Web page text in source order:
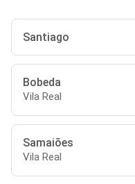
Santiago
Bobeda
Vila Real
Samaiões
Vila Real